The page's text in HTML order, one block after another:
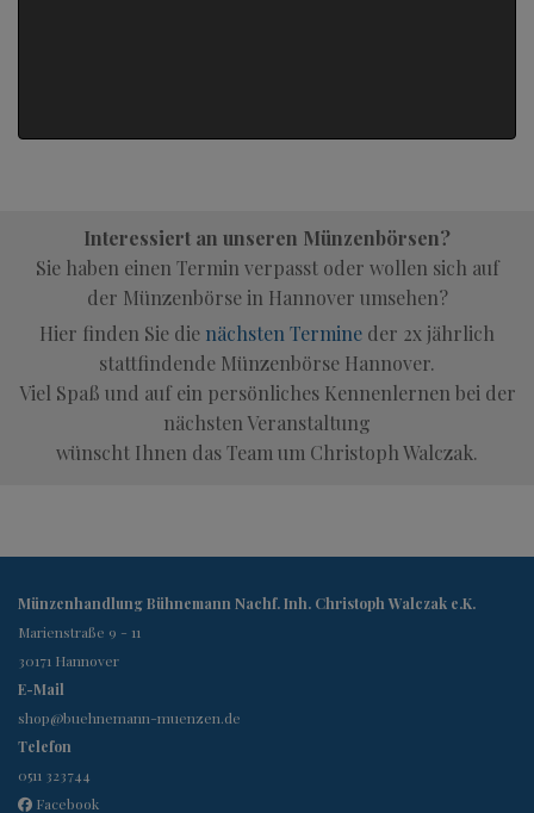
Interessiert an unseren Münzenbörsen?
Sie haben einen Termin verpasst oder wollen sich auf
der Münzenbörse in Hannover umsehen?
Hier finden Sie die nächsten Termine der 2x jährlich
stattfindende Münzenbörse Hannover.
Viel Spaß und auf ein persönliches Kennenlernen bei der
nächsten Veranstaltung
wünscht Ihnen das Team um Christoph Walczak.
Münzenhandlung Bühnemann Nachf. Inh. Christoph Walczak e.K.
Marienstraße 9 - 11
30171 Hannover
E-Mail
shop@buehnemann-muenzen.de
Telefon
0511 323744
Facebook